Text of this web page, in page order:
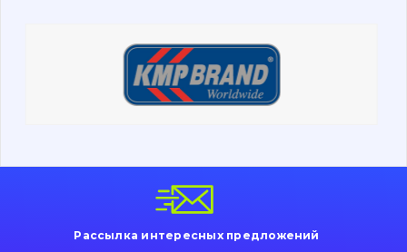
Коронки, зубья, адаптера, пальцы, фиксаторы
Ножи, режущие кромки
Рассылка интересных предложений